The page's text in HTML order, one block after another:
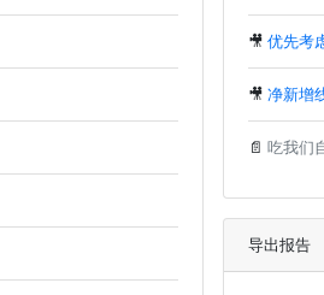
🎥优先考
🎥净新增
📄吃我们
导出报告